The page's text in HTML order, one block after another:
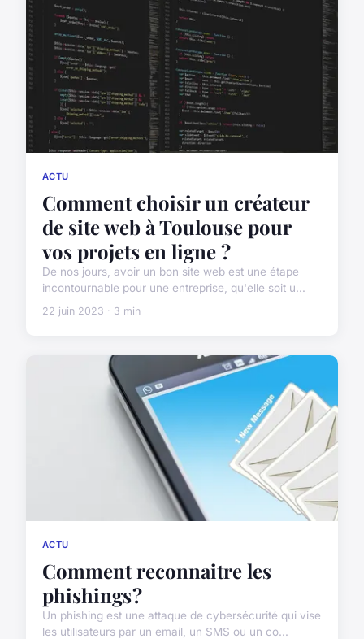
ACTU
Comment choisir un créateur
de site web à Toulouse pour
vos projets en ligne ?
De nos jours, avoir un bon site web est une étape
incontournable pour une entreprise, qu'elle soit u...
22 juin 2023 · 3 min
ACTU
Comment reconnaitre les
phishings ?
Un phishing est une attaque de cybersécurité qui vise
les utilisateurs par un email, un SMS ou un co...